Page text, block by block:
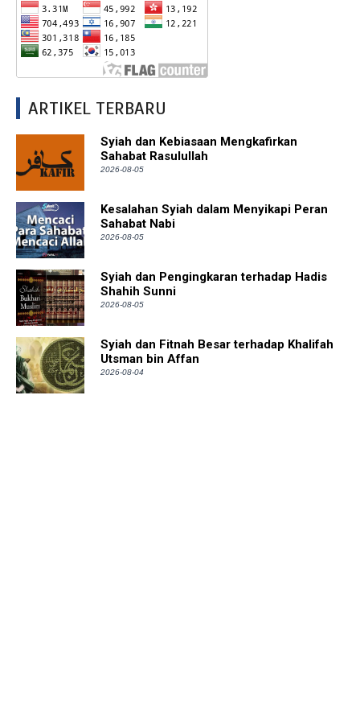
ARTIKEL TERBARU
Syiah dan Kebiasaan Mengkafirkan
Sahabat Rasulullah
2026-08-05
Kesalahan Syiah dalam Menyikapi Peran
Sahabat Nabi
2026-08-05
Syiah dan Pengingkaran terhadap Hadis
Shahih Sunni
2026-08-05
Syiah dan Fitnah Besar terhadap Khalifah
Utsman bin Affan
2026-08-04